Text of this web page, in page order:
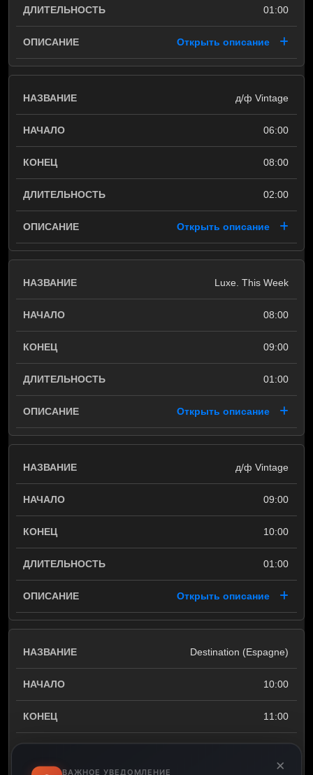
01:00
Открыть описание
д/ф Vintage
06:00
08:00
02:00
Открыть описание
Luxe. This Week
08:00
09:00
01:00
Открыть описание
д/ф Vintage
09:00
10:00
01:00
Открыть описание
Destination (Espagne)
10:00
11:00
×
ВАЖНОЕ УВЕДОМЛЕНИЕ